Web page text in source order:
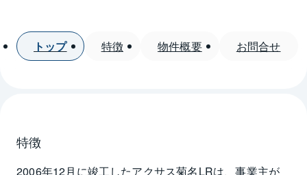
トップ 特徴 物件概要 お問合せ
特徴
2006年12月に竣工したアクサス菊名LRは、事業主が